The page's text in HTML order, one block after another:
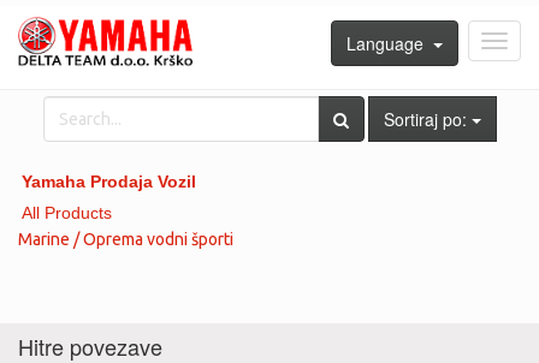
Language
Sortiraj po:
Yamaha Prodaja Vozil
All Products
Marine / Oprema vodni športi
Hitre povezave